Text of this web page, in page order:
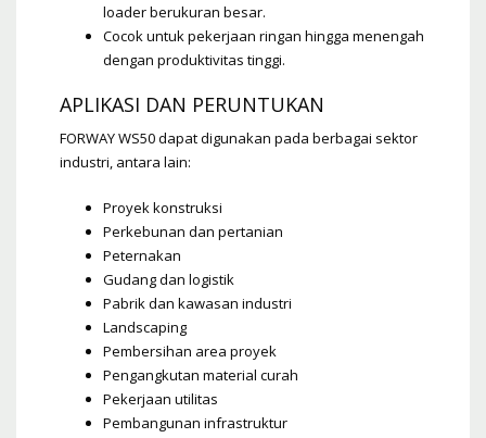
loader berukuran besar.
Cocok untuk pekerjaan ringan hingga menengah
dengan produktivitas tinggi.
APLIKASI DAN PERUNTUKAN
FORWAY WS50 dapat digunakan pada berbagai sektor
industri, antara lain:
Proyek konstruksi
Perkebunan dan pertanian
Peternakan
Gudang dan logistik
Pabrik dan kawasan industri
Landscaping
Pembersihan area proyek
Pengangkutan material curah
Pekerjaan utilitas
Pembangunan infrastruktur